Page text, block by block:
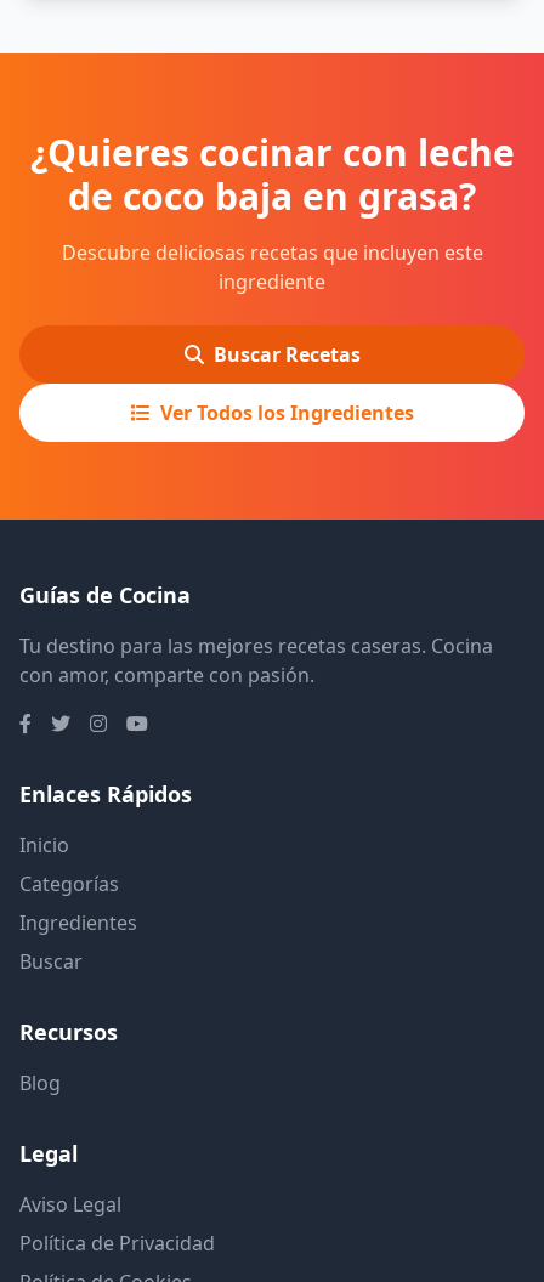
¿Quieres cocinar con leche
de coco baja en grasa?
Descubre deliciosas recetas que incluyen este
ingrediente
Buscar Recetas
Ver Todos los Ingredientes
Guías de Cocina
Tu destino para las mejores recetas caseras. Cocina
con amor, comparte con pasión.
Enlaces Rápidos
Inicio
Categorías
Ingredientes
Buscar
Recursos
Blog
Legal
Aviso Legal
Política de Privacidad